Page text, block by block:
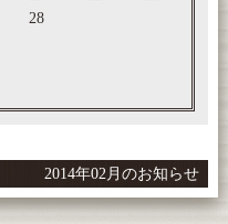
28
2014年02月のお知らせ